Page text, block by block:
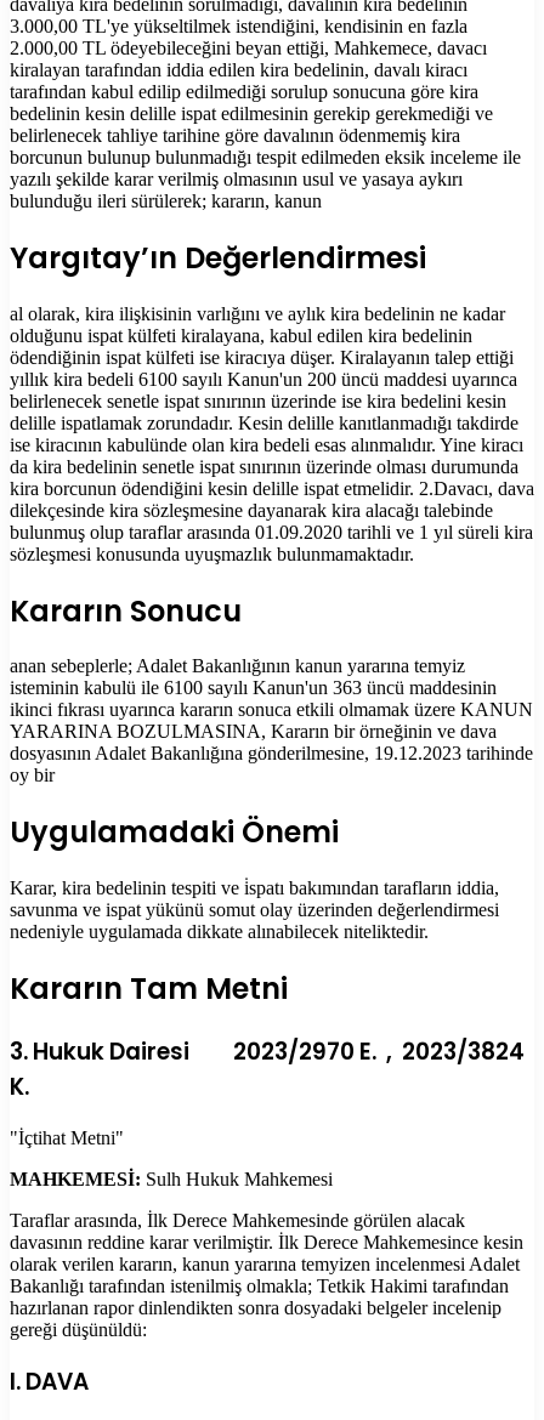
3.000,00 TL'ye yükseltilmek istendiğini, kendisinin en fazla
2.000,00 TL ödeyebileceğini beyan ettiği, Mahkemece, davacı
kiralayan tarafından iddia edilen kira bedelinin, davalı kiracı
tarafından kabul edilip edilmediği sorulup sonucuna göre kira
bedelinin kesin delille ispat edilmesinin gerekip gerekmediği ve
belirlenecek tahliye tarihine göre davalının ödenmemiş kira
borcunun bulunup bulunmadığı tespit edilmeden eksik inceleme ile
yazılı şekilde karar verilmiş olmasının usul ve yasaya aykırı
bulunduğu ileri sürülerek; kararın, kanun
Yargıtay’ın Değerlendirmesi
al olarak, kira ilişkisinin varlığını ve aylık kira bedelinin ne kadar
olduğunu ispat külfeti kiralayana, kabul edilen kira bedelinin
ödendiğinin ispat külfeti ise kiracıya düşer. Kiralayanın talep ettiği
yıllık kira bedeli 6100 sayılı Kanun'un 200 üncü maddesi uyarınca
belirlenecek senetle ispat sınırının üzerinde ise kira bedelini kesin
delille ispatlamak zorundadır. Kesin delille kanıtlanmadığı takdirde
ise kiracının kabulünde olan kira bedeli esas alınmalıdır. Yine kiracı
da kira bedelinin senetle ispat sınırının üzerinde olması durumunda
kira borcunun ödendiğini kesin delille ispat etmelidir. 2.Davacı, dava
dilekçesinde kira sözleşmesine dayanarak kira alacağı talebinde
bulunmuş olup taraflar arasında 01.09.2020 tarihli ve 1 yıl süreli kira
sözleşmesi konusunda uyuşmazlık bulunmamaktadır.
Kararın Sonucu
anan sebeplerle; Adalet Bakanlığının kanun yararına temyiz
isteminin kabulü ile 6100 sayılı Kanun'un 363 üncü maddesinin
ikinci fıkrası uyarınca kararın sonuca etkili olmamak üzere KANUN
YARARINA BOZULMASINA, Kararın bir örneğinin ve dava
dosyasının Adalet Bakanlığına gönderilmesine, 19.12.2023 tarihinde
oy bir
Uygulamadaki Önemi
Karar, kira bedelinin tespiti ve i̇spatı bakımından tarafların iddia,
savunma ve ispat yükünü somut olay üzerinden değerlendirmesi
nedeniyle uygulamada dikkate alınabilecek niteliktedir.
Kararın Tam Metni
3. Hukuk Dairesi 2023/2970 E. , 2023/3824
K.
"İçtihat Metni"
MAHKEMESİ: Sulh Hukuk Mahkemesi
Taraflar arasında, İlk Derece Mahkemesinde görülen alacak
davasının reddine karar verilmiştir. İlk Derece Mahkemesince kesin
olarak verilen kararın, kanun yararına temyizen incelenmesi Adalet
Bakanlığı tarafından istenilmiş olmakla; Tetkik Hakimi tarafından
hazırlanan rapor dinlendikten sonra dosyadaki belgeler incelenip
gereği düşünüldü:
I. DAVA